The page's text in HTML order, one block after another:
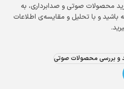
محصولات صوتی و صدابرداری، به
باشید و با تحلیل و مقایسه‌ی اطلاعات
و بررسی محصولات صوتی